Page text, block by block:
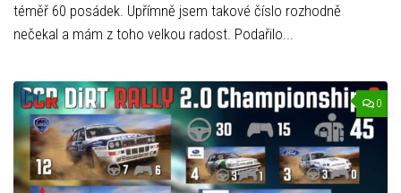
téměř 60 posádek. Upřímně jsem takové číslo rozhodně
nečekal a mám z toho velkou radost. Podařilo...
0